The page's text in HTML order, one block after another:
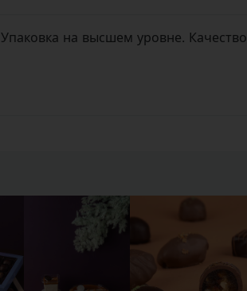
Упаковка на высшем уровне.